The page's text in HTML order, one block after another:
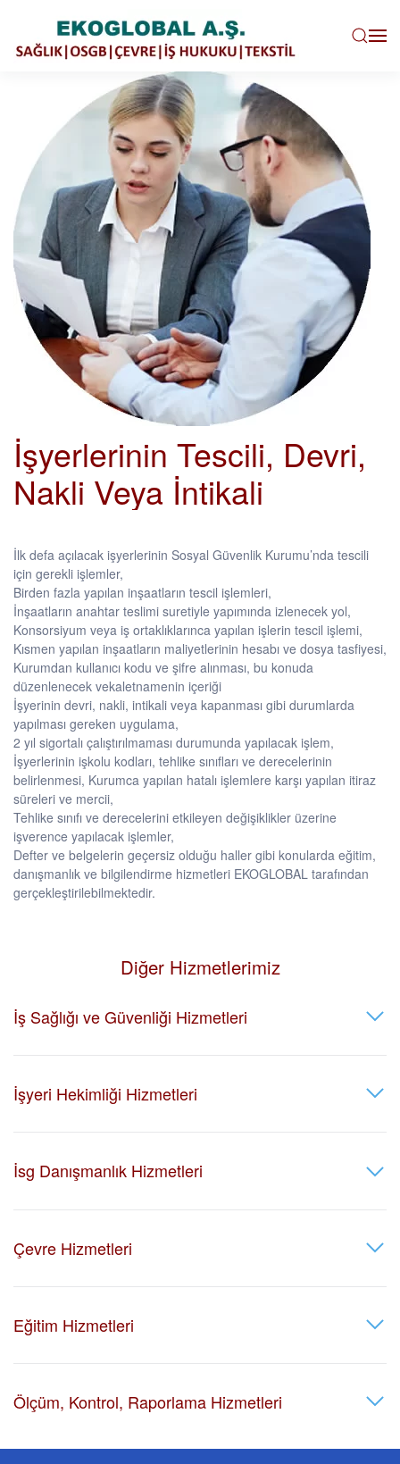
İşyerlerinin Tescili, Devri,
Nakli Veya İntikali
İlk defa açılacak işyerlerinin Sosyal Güvenlik Kurumu’nda tescili
için gerekli işlemler,
Birden fazla yapılan inşaatların tescil işlemleri,
İnşaatların anahtar teslimi suretiyle yapımında izlenecek yol,
Konsorsiyum veya iş ortaklıklarınca yapılan işlerin tescil işlemi,
Kısmen yapılan inşaatların maliyetlerinin hesabı ve dosya tasfiyesi,
Kurumdan kullanıcı kodu ve şifre alınması, bu konuda
düzenlenecek vekaletnamenin içeriği
İşyerinin devri, nakli, intikali veya kapanması gibi durumlarda
yapılması gereken uygulama,
2 yıl sigortalı çalıştırılmaması durumunda yapılacak işlem,
İşyerlerinin işkolu kodları, tehlike sınıfları ve derecelerinin
belirlenmesi, Kurumca yapılan hatalı işlemlere karşı yapılan itiraz
süreleri ve mercii,
Tehlike sınıfı ve derecelerini etkileyen değişiklikler üzerine
işverence yapılacak işlemler,
Defter ve belgelerin geçersiz olduğu haller gibi konularda eğitim,
danışmanlık ve bilgilendirme hizmetleri EKOGLOBAL tarafından
gerçekleştirilebilmektedir.
Diğer Hizmetlerimiz
İş Sağlığı ve Güvenliği Hizmetleri
İşyeri Hekimliği Hizmetleri
İsg Danışmanlık Hizmetleri
Çevre Hizmetleri
Eğitim Hizmetleri
Ölçüm, Kontrol, Raporlama Hizmetleri